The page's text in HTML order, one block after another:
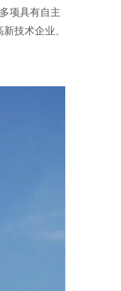
项具有自主
技术企业、